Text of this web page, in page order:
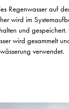
Regenwasser auf
wird im
und gespeichert.
wird gesammelt
verwendet.